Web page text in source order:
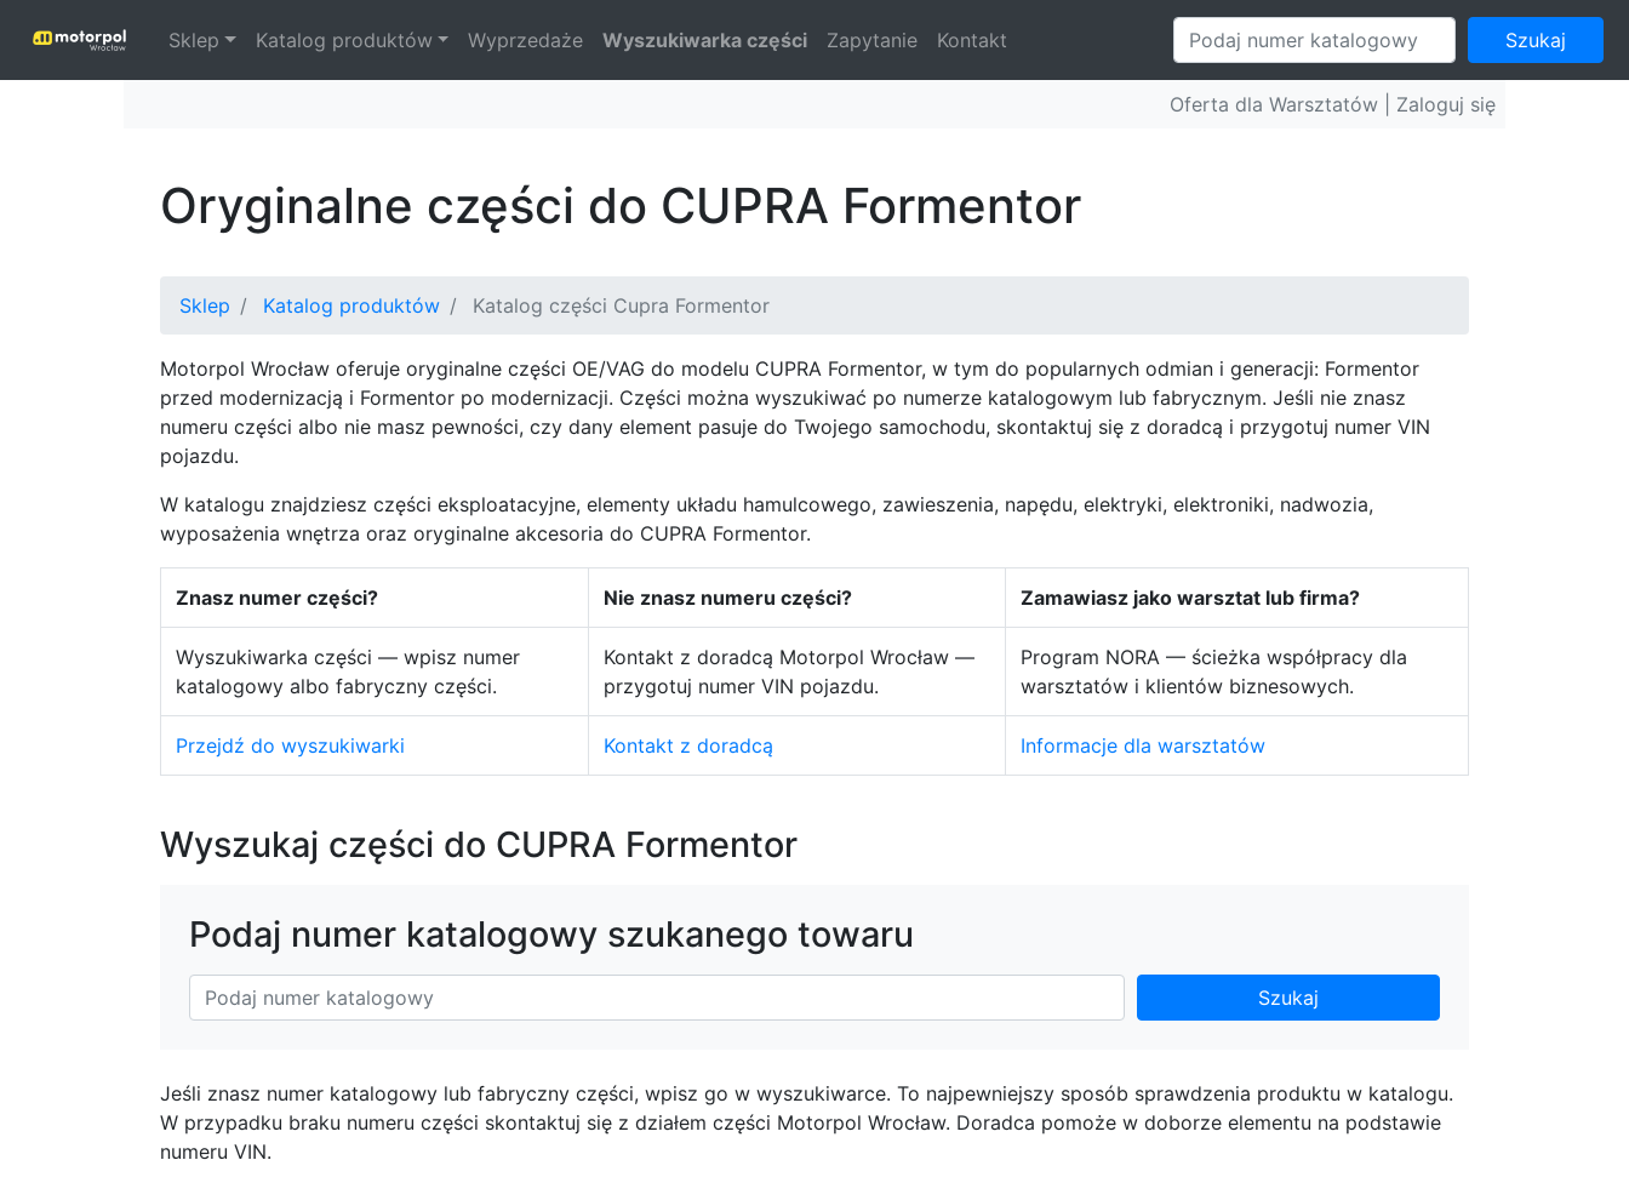
Sklep Katalog produktów Wyprzedaże Wyszukiwarka części Zapytanie Kontakt Szukaj
Oferta dla Warsztatów | Zaloguj się
Oryginalne części do CUPRA Formentor
Sklep Katalog produktów Katalog części Cupra Formentor
Motorpol Wrocław oferuje oryginalne części OE/VAG do modelu CUPRA Formentor, w tym do popularnych odmian i generacji: Formentor
przed modernizacją i Formentor po modernizacji. Części można wyszukiwać po numerze katalogowym lub fabrycznym. Jeśli nie znasz
numeru części albo nie masz pewności, czy dany element pasuje do Twojego samochodu, skontaktuj się z doradcą i przygotuj numer VIN
pojazdu.
W katalogu znajdziesz części eksploatacyjne, elementy układu hamulcowego, zawieszenia, napędu, elektryki, elektroniki, nadwozia,
wyposażenia wnętrza oraz oryginalne akcesoria do CUPRA Formentor.
Znasz numer części? Nie znasz numeru części? Zamawiasz jako warsztat lub firma?
Wyszukiwarka części — wpisz numer
katalogowy albo fabryczny części.
Kontakt z doradcą Motorpol Wrocław —
przygotuj numer VIN pojazdu.
Program NORA — ścieżka współpracy dla
warsztatów i klientów biznesowych.
Przejdź do wyszukiwarki Kontakt z doradcą Informacje dla warsztatów
Wyszukaj części do CUPRA Formentor
Podaj numer katalogowy szukanego towaru
Szukaj
Jeśli znasz numer katalogowy lub fabryczny części, wpisz go w wyszukiwarce. To najpewniejszy sposób sprawdzenia produktu w katalogu.
W przypadku braku numeru części skontaktuj się z działem części Motorpol Wrocław. Doradca pomoże w doborze elementu na podstawie
numeru VIN.